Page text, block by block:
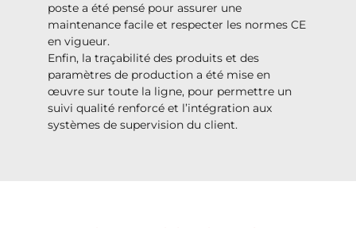
poste a été pensé pour assurer une
maintenance facile et respecter les normes CE
en vigueur.
Enfin, la traçabilité des produits et des
paramètres de production a été mise en
œuvre sur toute la ligne, pour permettre un
suivi qualité renforcé et l’intégration aux
systèmes de supervision du client.